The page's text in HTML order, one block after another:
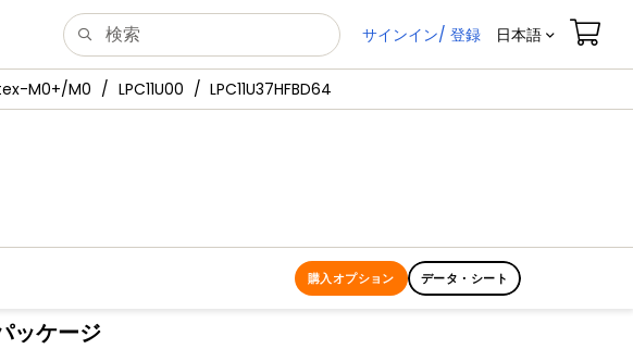
サインイン/ 登録 日本語
M0+/M0 LPC11U00 LPC11U37HFBD64
購入オプション データ・シート
ッケージ